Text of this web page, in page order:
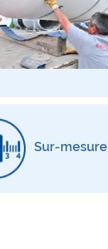
Sur-mesure